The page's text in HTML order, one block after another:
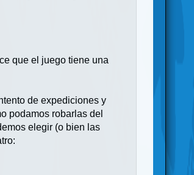
que el juego tiene una
de expediciones y
podamos robarlas del
elegir (o bien las